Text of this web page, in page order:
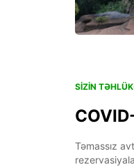
SIZIN
Təmassız